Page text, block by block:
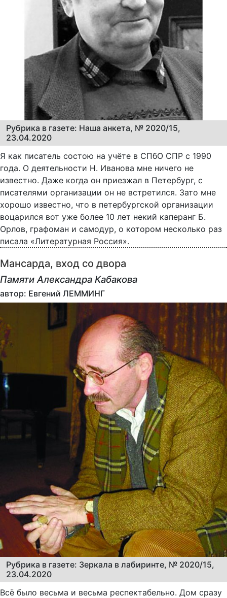
Рубрика в газете: Наша анкета, № 2020/15,
23.04.2020
Я как писатель состою на учёте в СПбО СПР с 1990
года. О деятельности Н. Иванова мне ничего не
известно. Даже когда он приезжал в Петербург, с
писателями организации он не встретился. Зато мне
хорошо известно, что в петербургской организации
воцарился вот уже более 10 лет некий каперанг Б.
Орлов, графоман и самодур, о котором несколько раз
писала «Литературная Россия».
Мансарда, вход со двора
Памяти Александра Кабакова
автор: Евгений ЛЕММИНГ
Рубрика в газете: Зеркала в лабиринте, № 2020/15,
23.04.2020
Всё было весьма и весьма респектабельно. Дом сразу